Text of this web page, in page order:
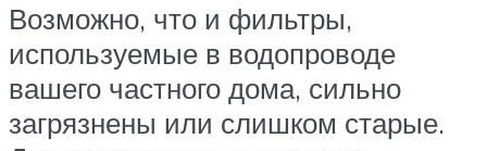
Возможно, что и фильтры,
используемые в водопроводе
вашего частного дома, сильно
загрязнены или слишком старые.